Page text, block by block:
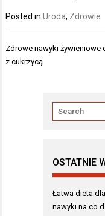
Posted inUroda, Zdrowie
Nawigacja
wpisu
Zdrowe nawyki żywieniowe
z cukrzycą
OSTATNIE
Łatwa dieta
nawyki na co